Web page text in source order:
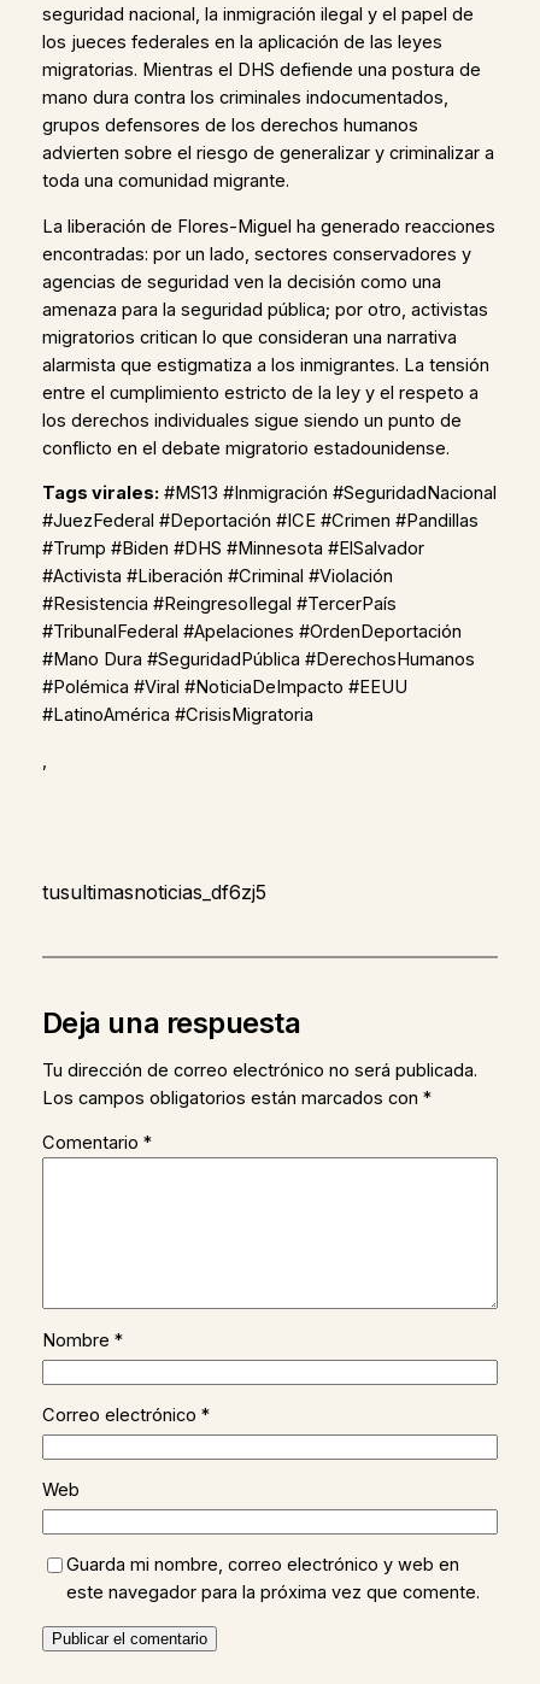
seguridad nacional, la inmigración ilegal y el papel de
los jueces federales en la aplicación de las leyes
migratorias. Mientras el DHS defiende una postura de
mano dura contra los criminales indocumentados,
grupos defensores de los derechos humanos
advierten sobre el riesgo de generalizar y criminalizar a
toda una comunidad migrante.
La liberación de Flores-Miguel ha generado reacciones
encontradas: por un lado, sectores conservadores y
agencias de seguridad ven la decisión como una
amenaza para la seguridad pública; por otro, activistas
migratorios critican lo que consideran una narrativa
alarmista que estigmatiza a los inmigrantes. La tensión
entre el cumplimiento estricto de la ley y el respeto a
los derechos individuales sigue siendo un punto de
conflicto en el debate migratorio estadounidense.
Tags virales: #MS13 #Inmigración #SeguridadNacional
#JuezFederal #Deportación #ICE #Crimen #Pandillas
#Trump #Biden #DHS #Minnesota #ElSalvador
#Activista #Liberación #Criminal #Violación
#Resistencia #ReingresoIlegal #TercerPaís
#TribunalFederal #Apelaciones #OrdenDeportación
#Mano Dura #SeguridadPública #DerechosHumanos
#Polémica #Viral #NoticiaDeImpacto #EEUU
#LatinoAmérica #CrisisMigratoria
,
tusultimasnoticias_df6zj5
Deja una respuesta
Tu dirección de correo electrónico no será publicada.
Los campos obligatorios están marcados con *
Comentario *
Nombre *
Correo electrónico *
Web
Guarda mi nombre, correo electrónico y web en
este navegador para la próxima vez que comente.